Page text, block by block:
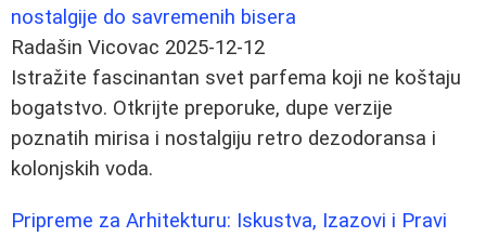
nostalgije do savremenih bisera
Radašin Vicovac 2025-12-12
Istražite fascinantan svet parfema koji ne koštaju
bogatstvo. Otkrijte preporuke, dupe verzije
poznatih mirisa i nostalgiju retro dezodoransa i
kolonjskih voda.
Pripreme za Arhitekturu: Iskustva, Izazovi i Pravi